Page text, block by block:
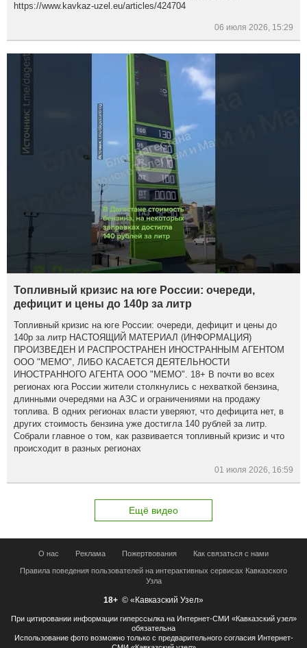
https://www.kavkaz-uzel.eu/articles/424704
06 июля 2026, 15:29
Топливный кризис на юге России: очереди,
дефицит и цены до 140р за литр
Топливный кризис на юге России: очереди, дефицит и цены до
140р за литр НАСТОЯЩИЙ МАТЕРИАЛ (ИНФОРМАЦИЯ)
ПРОИЗВЕДЕН И РАСПРОСТРАНЕН ИНОСТРАННЫМ АГЕНТОМ
ООО "МЕМО", ЛИБО КАСАЕТСЯ ДЕЯТЕЛЬНОСТИ
ИНОСТРАННОГО АГЕНТА ООО "МЕМО". 18+ В почти во всех
регионах юга России жители столкнулись с нехваткой бензина,
длинными очередями на АЗС и ограничениями на продажу
топлива. В одних регионах власти уверяют, что дефицита нет, в
других стоимость бензина уже достигла 140 рублей за литр.
Собрали главное о том, как развивается топливный кризис и что
происходит в разных регионах
01 июля 2026, 16:59
Ещё видео
О нас Реклама Пожертвования Как связаться с нами
Правила поведения пользователей на интерактивных сервисах Кавказского
Узла
18+ © «Кавказский Узел»
При цитировании информации гиперссылка на Интернет-СМИ «Кавказский узел»
обязательна
Использование фото возможно только с предварительного согласия Интернет-